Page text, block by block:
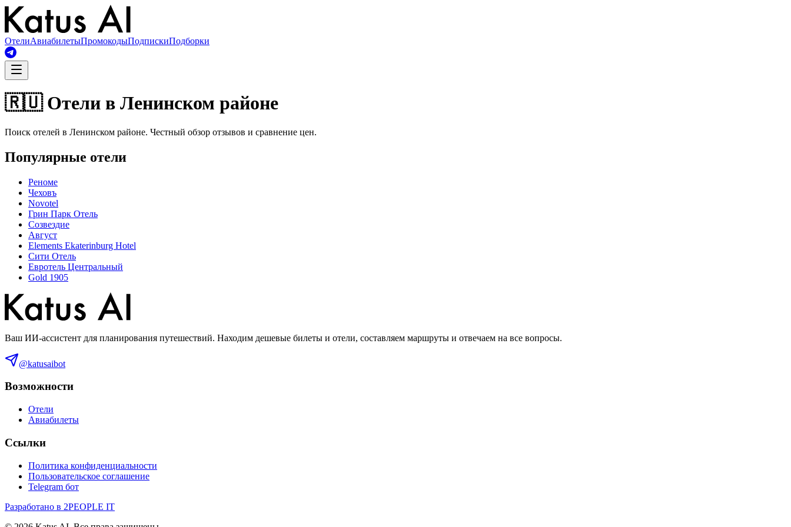
ОтелиАвиабилетыПромокодыПодпискиПодборки
🇷🇺 Отели в Ленинском районе
Поиск отелей в Ленинском районе. Честный обзор отзывов и сравнение цен.
Популярные отели
Реноме
Чеховъ
Novotel
Грин Парк Отель
Созвездие
Август
Elements Ekaterinburg Hotel
Сити Отель
Евротель Центральный
Gold 1905
Ваш ИИ-ассистент для планирования путешествий. Находим дешевые билеты и отели, составляем маршруты и отвечаем на все вопросы.
@katusaibot
Возможности
Отели
Авиабилеты
Ссылки
Политика конфиденциальности
Пользовательское соглашение
Telegram бот
Разработано в 2PEOPLE IT